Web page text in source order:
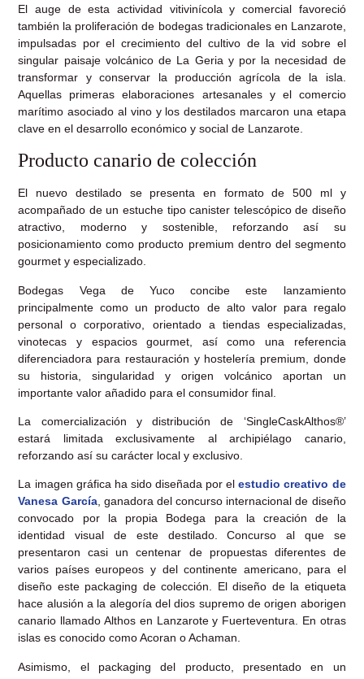
El auge de esta actividad vitivinícola y comercial favoreció
también la proliferación de bodegas tradicionales en Lanzarote,
impulsadas por el crecimiento del cultivo de la vid sobre el
singular paisaje volcánico de La Geria y por la necesidad de
transformar y conservar la producción agrícola de la isla.
Aquellas primeras elaboraciones artesanales y el comercio
marítimo asociado al vino y los destilados marcaron una etapa
clave en el desarrollo económico y social de Lanzarote.
Producto canario de colección
El nuevo destilado se presenta en formato de 500 ml y
acompañado de un estuche tipo canister telescópico de diseño
atractivo, moderno y sostenible, reforzando así su
posicionamiento como producto premium dentro del segmento
gourmet y especializado.
Bodegas Vega de Yuco concibe este lanzamiento
principalmente como un producto de alto valor para regalo
personal o corporativo, orientado a tiendas especializadas,
vinotecas y espacios gourmet, así como una referencia
diferenciadora para restauración y hostelería premium, donde
su historia, singularidad y origen volcánico aportan un
importante valor añadido para el consumidor final.
La comercialización y distribución de ‘SingleCaskAlthos®’
estará limitada exclusivamente al archipiélago canario,
reforzando así su carácter local y exclusivo.
La imagen gráfica ha sido diseñada por elestudio creativo de
Vanesa García, ganadora del concurso internacional de diseño
convocado por la propia Bodega para la creación de la
identidad visual de este destilado. Concurso al que se
presentaron casi un centenar de propuestas diferentes de
varios países europeos y del continente americano, para el
diseño este packaging de colección. El diseño de la etiqueta
hace alusión a la alegoría del dios supremo de origen aborigen
canario llamado Althos en Lanzarote y Fuerteventura. En otras
islas es conocido como Acoran o Achaman.
Asimismo, el packaging del producto, presentado en un